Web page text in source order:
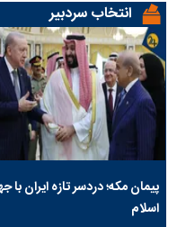
انتخاب سردبیر
پیمان مکه؛ دردسر تازه ایران با
اسلام